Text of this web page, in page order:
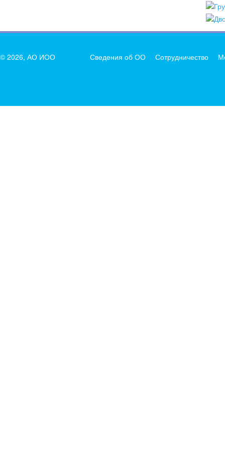
© 2026, АО ИОО Сведения об ОО Сотрудничество